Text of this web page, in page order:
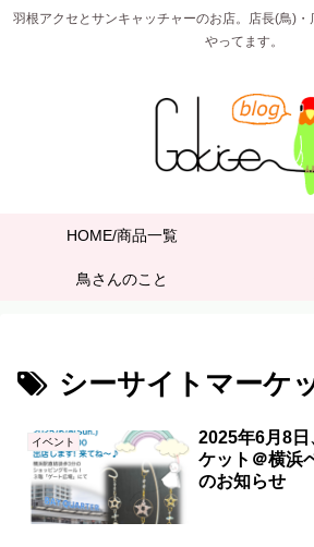
羽根アクセとサンキャッチャーのお店。店長(鳥)
やってます。
HOME/商品一覧
鳥さんのこと
シーサイトマーケ
イベント
2025年6月8
ケット＠横浜
のお知らせ